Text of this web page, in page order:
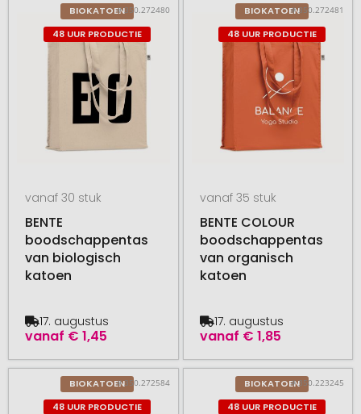
BIOKATOEN
48 UUR PRODUCTIE
# 350.272480
vanaf 30 stuk
BENTE
boodschappentas
van biologisch
katoen
vanaf € 1,45
17. augustus
BIOKATOEN
48 UUR PRODUCTIE
# 350.272481
vanaf 35 stuk
BENTE COLOUR
boodschappentas
van organisch
katoen
vanaf € 1,85
17. augustus
BIOKATOEN
48 UUR PRODUCTIE
# 350.272584
BIOKATOEN
48 UUR PRODUCTIE
# 350.223245